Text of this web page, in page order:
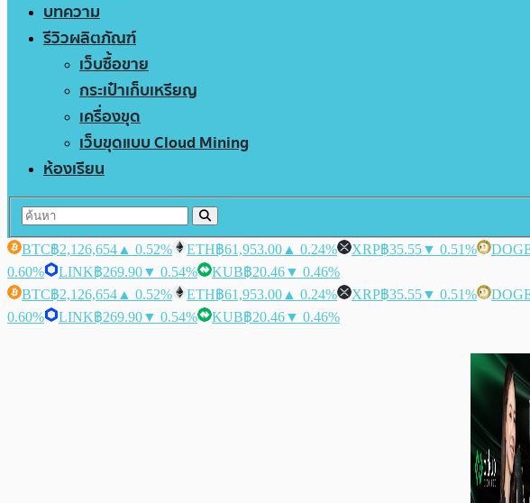
บทความ
รีวิวผลิตภัณฑ์
เว็บซื้อขาย
กระเป๋าเก็บเหรียญ
เครื่องขุด
เว็บขุดแบบ Cloud Mining
ห้องเรียน
BTC฿2,126,654 ▲ 0.52% ETH฿61,953.00 ▲ 0.24% XRP฿35.55▼ 0.51%
0.60%
LINK฿269.90▼ 0.54% KUB฿20.46▼ 0.46%
BTC฿2,126,654 ▲ 0.52% ETH฿61,953.00 ▲ 0.24% XRP฿35.55▼ 0.51%
0.60%
LINK฿269.90▼ 0.54% KUB฿20.46▼ 0.46%